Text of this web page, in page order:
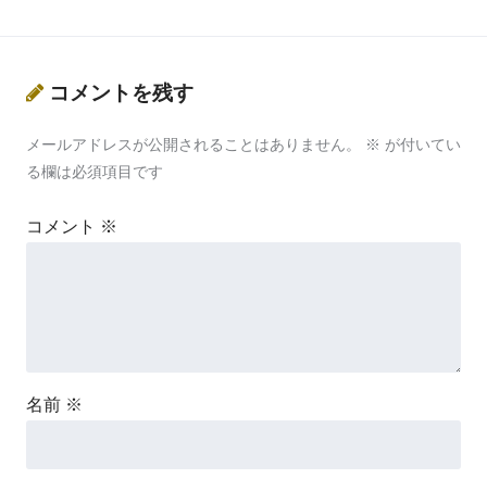
コメントを残す
メールアドレスが公開されることはありません。 ※ が付いてい
る欄は必須項目です
コメント ※
名前 ※